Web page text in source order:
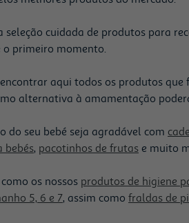
cuidada de produtos para
o primeiro momento.
aqui todos os produtos
alternativa à amamentação
do seu bebé seja agradável com
bebés, pacotinhos de frutas e muito
os nossos produtos de higiene
5, 6 e 7, assim como fraldas de